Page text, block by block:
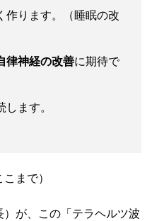
作ります。（睡眠の改
律神経の改善に期待で
ます。
まで）
が、この「テラヘルツ波